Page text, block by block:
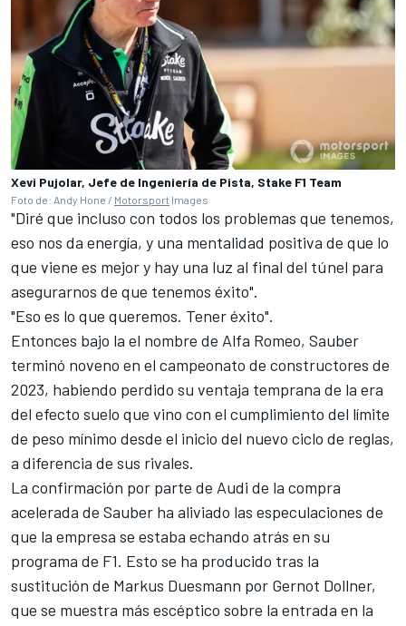
Xevi Pujolar, Jefe de Ingeniería de Pista, Stake F1 Team
Foto de: Andy Hone / Motorsport Images
"Diré que incluso con todos los problemas que tenemos,
eso nos da energía, y una mentalidad positiva de que lo
que viene es mejor y hay una luz al final del túnel para
asegurarnos de que tenemos éxito".
"Eso es lo que queremos. Tener éxito".
Entonces bajo la el nombre de Alfa Romeo, Sauber
terminó noveno en el campeonato de constructores de
2023, habiendo perdido su ventaja temprana de la era
del efecto suelo que vino con el cumplimiento del límite
de peso mínimo desde el inicio del nuevo ciclo de reglas,
a diferencia de sus rivales.
La confirmación por parte de Audi de la compra
acelerada de Sauber ha aliviado las especulaciones de
que la empresa se estaba echando atrás en su
programa de F1. Esto se ha producido tras la
sustitución de Markus Duesmann por Gernot Dollner,
que se muestra más escéptico sobre la entrada en la